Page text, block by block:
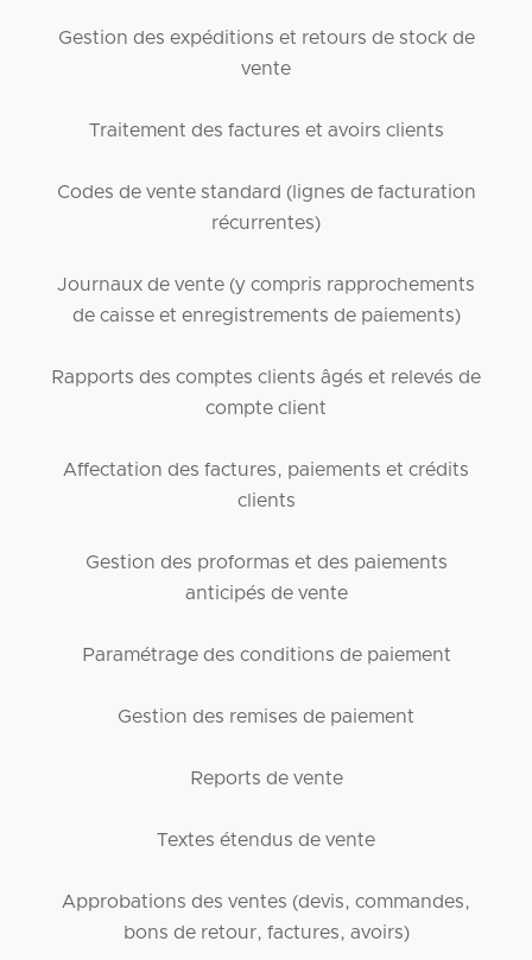
Gestion des expéditions et retours de stock de
vente
Traitement des factures et avoirs clients
Codes de vente standard (lignes de facturation
récurrentes)
Journaux de vente (y compris rapprochements
de caisse et enregistrements de paiements)
Rapports des comptes clients âgés et relevés de
compte client
Affectation des factures, paiements et crédits
clients
Gestion des proformas et des paiements
anticipés de vente
Paramétrage des conditions de paiement
Gestion des remises de paiement
Reports de vente
Textes étendus de vente
Approbations des ventes (devis, commandes,
bons de retour, factures, avoirs)